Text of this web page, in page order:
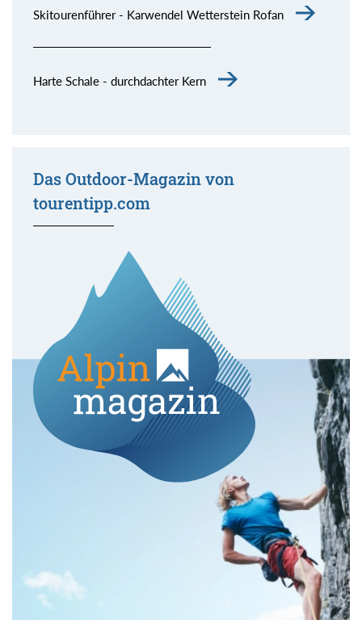
Skitourenführer - Karwendel Wetterstein Rofan
Harte Schale - durchdachter Kern
Das Outdoor-Magazin von
tourentipp.com